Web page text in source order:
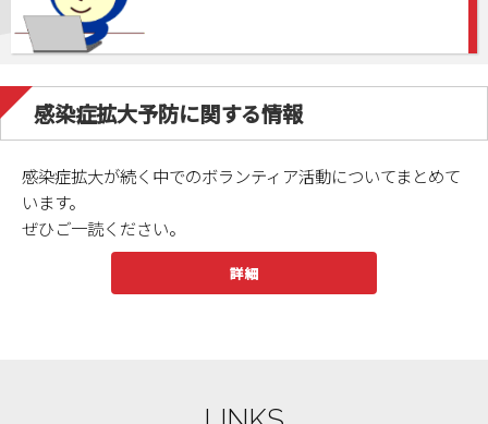
感染症拡大予防に関する情報
感染症拡大が続く中でのボランティア活動についてまとめて
います。
ぜひご一読ください。
詳細